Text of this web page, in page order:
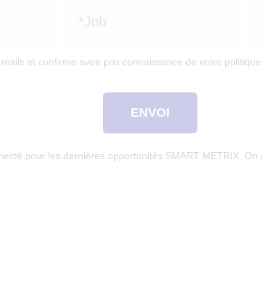
et confirme avoir pris connaissance de votre
ENVOI
pour les dernières opportunités SMART METRIX. On